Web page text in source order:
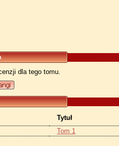
dla tego tomu.
Tytuł
Tom 1